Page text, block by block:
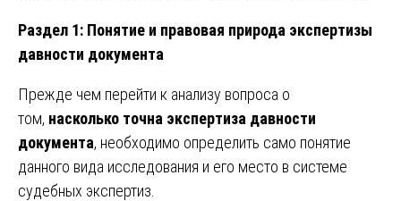
Раздел 1: Понятие и правовая природа экспертизы
давности документа
Прежде чем перейти к анализу вопроса о
том, насколько точна экспертиза давности
документа, необходимо определить само понятие
данного вида исследования и его место в системе
судебных экспертиз.